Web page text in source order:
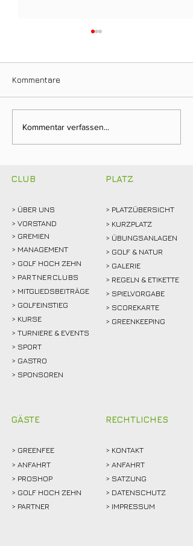
Ein Tag für die
Clubgeschichte: Justin
Kommentare
Kommentar verfassen...
CLUB
> ÜBER UNS
> VORSTAND
> GREMIEN
> MANAGEMENT
> GOLF HOCH ZEHN
> PARTNERCLUBS
> MITGLIEDSBEITRÄGE
> GOLFEINSTIEG
> KURSE
> TURNIERE & EVENTS
> SPORT
> GASTRO
> SPONSOREN
GÄSTE
> GREENFEE
> ANFAHRT
> PROSHOP
> GOLF HOCH ZEHN
> PARTNER
PLATZ
> PLATZÜBERSICHT
> KURZPLATZ
> ÜBUNGSANLAGEN
> GOLF & NATUR
> GALERIE
> REGELN & ETIKETTE
> SPIELVORGABE
> SCOREKARTE
> GREENKEEPING
RECHTLICHES
> KONTAKT
> ANFAHRT
> SATZUNG
> DATENSCHUTZ
> IMPRESSUM